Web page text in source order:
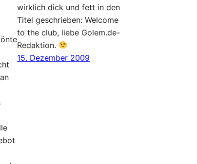
wirklich dick und fett in den
Titel geschrieben: Welcome
to the club, liebe Golem.de-
Redaktion.
15. Dezember 2009